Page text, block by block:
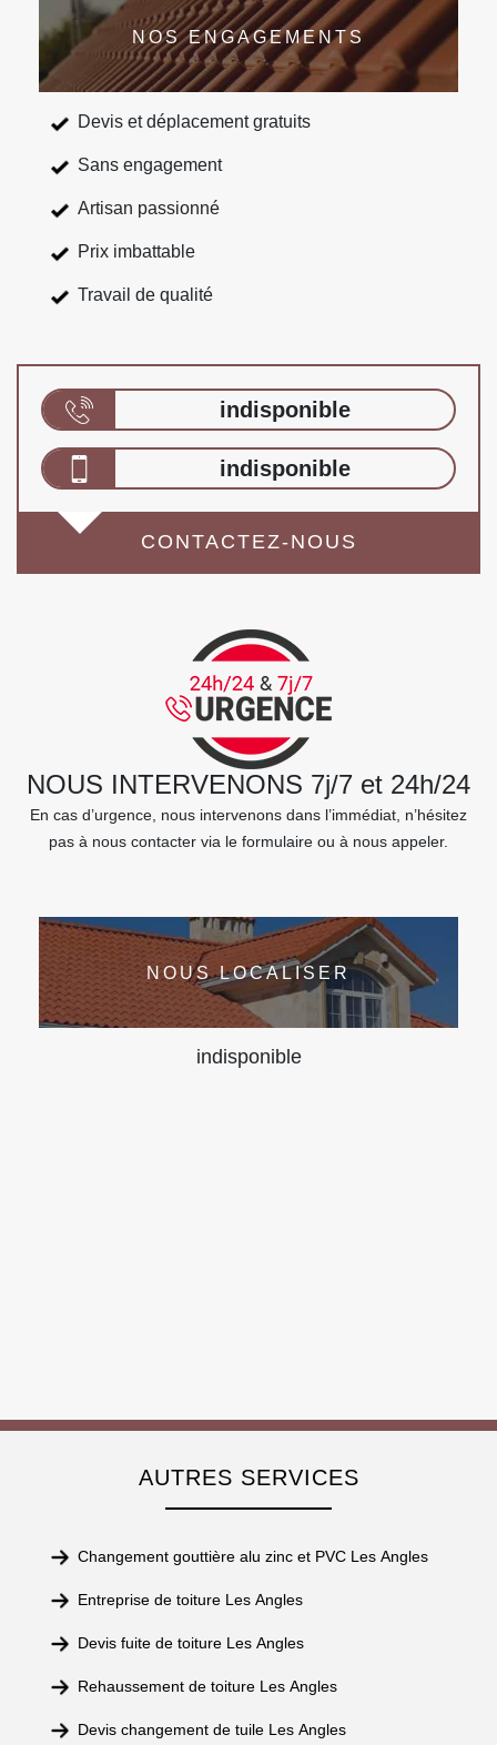
NOS ENGAGEMENTS
Devis et déplacement gratuits
Sans engagement
Artisan passionné
Prix imbattable
Travail de qualité
indisponible
indisponible
CONTACTEZ-NOUS
NOUS INTERVENONS 7j/7 et 24h/24
En cas d’urgence, nous intervenons dans l’immédiat, n’hésitez
pas à nous contacter via le formulaire ou à nous appeler.
NOUS LOCALISER
indisponible
AUTRES SERVICES
Changement gouttière alu zinc et PVC Les Angles
Entreprise de toiture Les Angles
Devis fuite de toiture Les Angles
Rehaussement de toiture Les Angles
Devis changement de tuile Les Angles